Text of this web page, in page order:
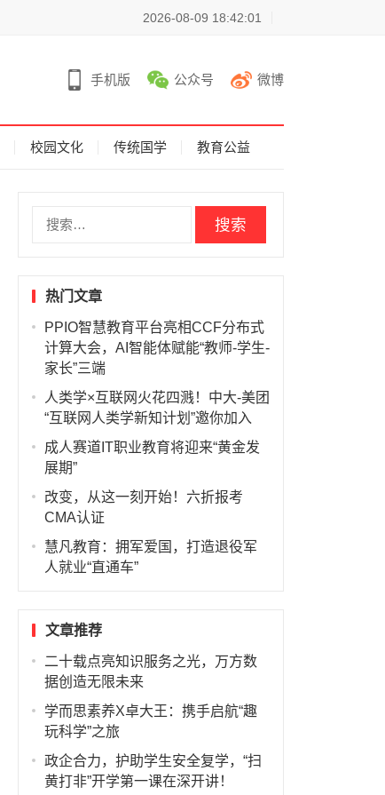
2026-08-09 18:42:01
手机版 公众号 微博
校园文化 传统国学 教育公益
热门文章
PPIO智慧教育平台亮相CCF分布式
计算大会，AI智能体赋能“教师-学生-
家长”三端
人类学×互联网火花四溅！中大-美团
“互联网人类学新知计划”邀你加入
成人赛道IT职业教育将迎来“黄金发
展期”
改变，从这一刻开始！六折报考
CMA认证
慧凡教育：拥军爱国，打造退役军
人就业“直通车”
文章推荐
二十载点亮知识服务之光，万方数
据创造无限未来
学而思素养X卓大王：携手启航“趣
玩科学”之旅
政企合力，护助学生安全复学，“扫
黄打非”开学第一课在深开讲！